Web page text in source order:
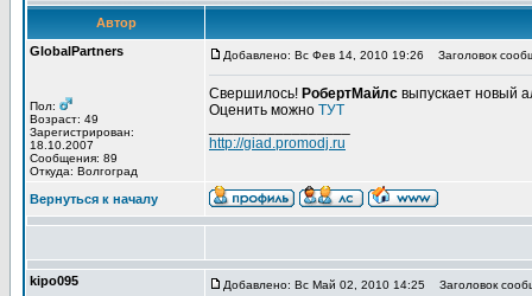
Автор
GlobalPartners
Пол:
Возраст: 49
Зарегистрирован:
18.10.2007
Сообщения: 89
Откуда: Волгоград
Добавлено: Вс Фев 14, 2010 19:26 Заголовок
Свершилось! РобертМайлс выпускает новый
Оценить можно ТУТ
http://giad.promodj.ru
Вернуться к началу
kipo095 Добавлено: Вс Май 02, 2010 14:25 Заголовок